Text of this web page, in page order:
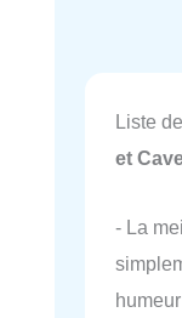
Liste
et
- La